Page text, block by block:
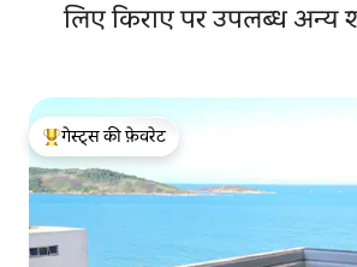
लिए किराए पर उपलब्ध अन्य
गेस्ट्स का टॉप फ़ेवरेट
गेस्ट्स की फ़ेवरेट